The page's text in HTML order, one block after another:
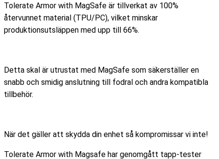
Tolerate Armor with MagSafe är tillverkat av 100%
återvunnet material (TPU/PC), vilket minskar
produktionsutsläppen med upp till 66%.
Detta skal är utrustat med MagSafe som säkerställer en
snabb och smidig anslutning till fodral och andra kompatibla
tillbehör.
När det gäller att skydda din enhet så kompromissar vi inte!
Tolerate Armor with Magsafe har genomgått tapp-tester